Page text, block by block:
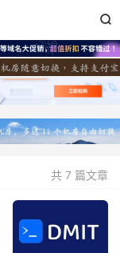

共 7 篇文章